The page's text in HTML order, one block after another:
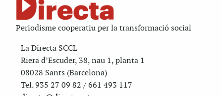
Periodisme cooperatiu per la transformació social
La Directa SCCL
Riera d’Escuder, 38, nau 1, planta 1
08028 Sants (Barcelona)
Tel. 935 27 09 82 / 661 493 117